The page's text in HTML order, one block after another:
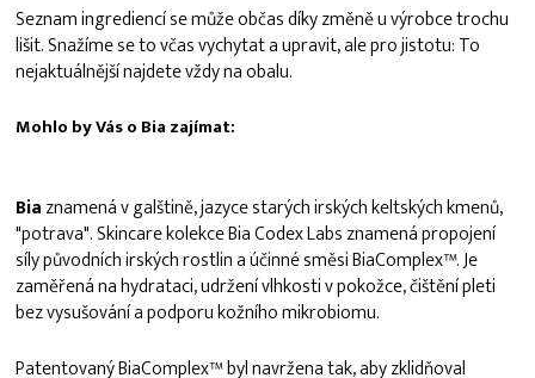
Seznam ingrediencí se může občas díky změně u výrobce trochu
lišit. Snažíme se to včas vychytat a upravit, ale pro jistotu: To
nejaktuálnější najdete vždy na obalu.
Mohlo by Vás o Bia zajímat:
Biaznamená v galštině, jazyce starých irských keltských kmenů,
"potrava". Skincare kolekce Bia Codex Labs znamená propojení
síly původních irských rostlin a účinné směsi BiaComplex™. Je
zaměřená na hydrataci, udržení vlhkosti v pokožce, čištění pleti
bez vysušování a podporu kožního mikrobiomu.
Patentovaný BiaComplex™️ byl navržena tak, aby zklidňoval